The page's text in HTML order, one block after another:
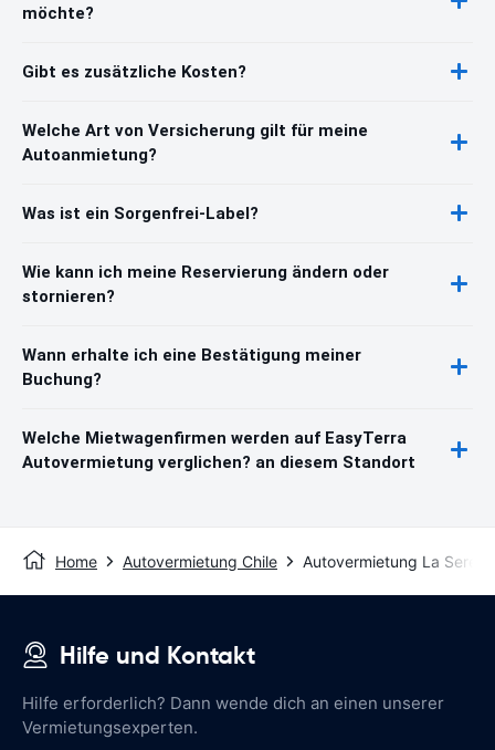
möchte?
Gibt es zusätzliche Kosten?
Welche Art von Versicherung gilt für meine
Autoanmietung?
Was ist ein Sorgenfrei-Label?
Wie kann ich meine Reservierung ändern oder
stornieren?
Wann erhalte ich eine Bestätigung meiner
Buchung?
Welche Mietwagenfirmen werden auf EasyTerra
Autovermietung verglichen? an diesem Standort
Home Autovermietung Chile Autovermietung La Serena
Hilfe und Kontakt
Hilfe erforderlich? Dann wende dich an einen unserer
Vermietungsexperten.